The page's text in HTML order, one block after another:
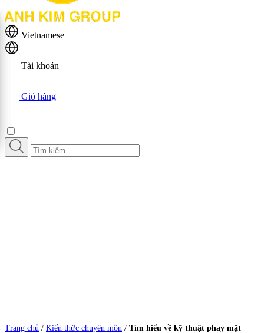
Vietnamese
Tài khoản
Giỏ hàng
Trang chủ / Kiến thức chuyên môn / Tìm hiểu về kỹ thuật phay mặt